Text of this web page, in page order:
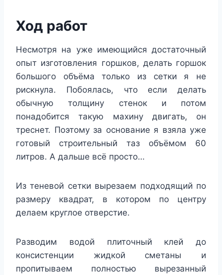
Ход работ
Несмотря на уже имеющийся достаточный
опыт изготовления горшков, делать горшок
большого объёма только из сетки я не
рискнула. Побоялась, что если делать
обычную толщину стенок и потом
понадобится такую махину двигать, он
треснет. Поэтому за основание я взяла уже
готовый строительный таз объёмом 60
литров. А дальше всё просто…
Из теневой сетки вырезаем подходящий по
размеру квадрат, в котором по центру
делаем круглое отверстие.
Разводим водой плиточный клей до
консистенции жидкой сметаны и
пропитываем полностью вырезанный